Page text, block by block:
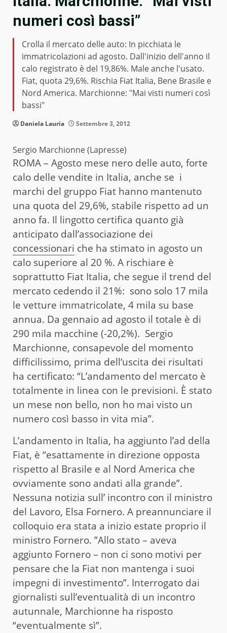
numeri così bassi”
Crolla il mercato delle auto: In picchiata le
immatricolazioni ad agosto. Dall'inizio dell'anno il
calo registrato è del 19,86%. Male anche l'usato.
Fiat, quota 29,6%. Rischia Fiat Italia, Bene Brasile e
Nord America. Marchionne: "Mai visti numeri così
bassi"
Daniela Lauria Settembre 3, 2012
Sergio Marchionne (Lapresse)
ROMA – Agosto mese nero delle auto, forte
calo delle vendite in Italia, anche se i
marchi del gruppo Fiat hanno mantenuto
una quota del 29,6%, stabile rispetto ad un
anno fa. Il lingotto certifica quanto già
anticipato dall’associazione dei
concessionari che ha stimato in agosto un
calo superiore al 20 %. A rischiare è
soprattutto Fiat Italia, che segue il trend del
mercato cedendo il 21%: sono solo 17 mila
le vetture immatricolate, 4 mila su base
annua. Da gennaio ad agosto il totale è di
290 mila macchine (-20,2%). Sergio
Marchionne, consapevole del momento
difficilissimo, prima dell’uscita dei risultati
ha certificato: “L’andamento del mercato è
totalmente in linea con le previsioni. È stato
un mese non bello, non ho mai visto un
numero così basso in vita mia”.
L’andamento in Italia, ha aggiunto l’ad della
Fiat, è “esattamente in direzione opposta
rispetto al Brasile e al Nord America che
ovviamente sono andati alla grande”.
Nessuna notizia sull’ incontro con il ministro
del Lavoro, Elsa Fornero. A preannunciare il
colloquio era stata a inizio estate proprio il
ministro Fornero. ”Allo stato – aveva
aggiunto Fornero – non ci sono motivi per
pensare che la Fiat non mantenga i suoi
impegni di investimento”. Interrogato dai
giornalisti sull’eventualità di un incontro
autunnale, Marchionne ha risposto
“eventualmente sì”.